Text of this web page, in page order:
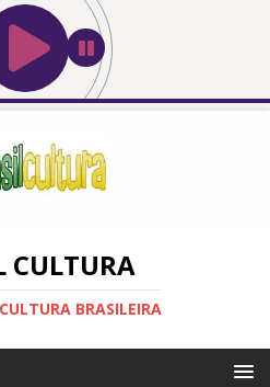
CULTURA
BRASILEIRA